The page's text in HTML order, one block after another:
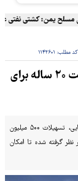
یمن: کشتی نفتی
کد مطلب: ۱۱۴۲۶۰۱
تسهیلات ۵۰۰ میلیونی با بازپرداخت ۲۰ ساله برای
رئیس بنیاد مسکن گفت: برای ساخت مسکن روستایی، تسهیلات ۵۰۰ میلیون
۵ درصد و بازپرداخت ۲۰ ساله در نظر گرفته شده تا امکان